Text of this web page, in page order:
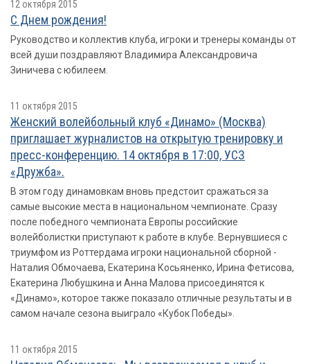
12 октября 2015
С Днем рождения!
Руководство и коллектив клуба, игроки и тренеры команды от
всей души поздравляют Владимира Александровича
Зиничева с юбилеем.
11 октября 2015
Женский волейбольный клуб «Динамо» (Москва)
приглашает журналистов на открытую тренировку и
пресс-конференцию. 14 октября в 17:00, УСЗ
«Дружба».
В этом году динамовкам вновь предстоит сражаться за
самые высокие места в национальном чемпионате. Сразу
после победного чемпионата Европы российские
волейболистки приступают к работе в клубе. Вернувшиеся с
триумфом из Роттердама игроки национальной сборной -
Наталия Обмочаева, Екатерина Косьяненко, Ирина Фетисова,
Екатерина Любушкина и Анна Малова присоединятся к
«Динамо», которое также показало отличные результаты и в
самом начале сезона выиграло «Кубок Победы».
11 октября 2015